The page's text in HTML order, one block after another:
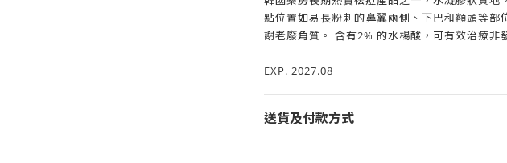
點位置如易長粉刺的鼻翼兩側、下巴和額頭等部
謝老廢角質。 含有2% 的水楊酸，可有效治療非
EXP. 2027.08
送貨及付款方式